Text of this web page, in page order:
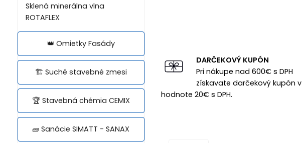
Sklená minerálna vlna
ROTAFLEX
👑 Omietky Fasády
🏗️ Suché stavebné zmesi
🏆 Stavebná chémia CEMIX
🧱 Sanácie SIMATT - SANAX
DARČEKOVÝ KUPÓN
Pri nákupe nad 600€ s DPH
získavate darčekový kupón v
hodnote 20€ s DPH.